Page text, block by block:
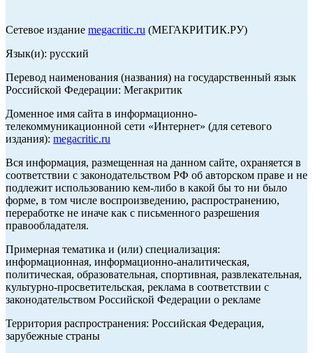
Сетевое издание megacritic.ru (МЕГАКРИТИК.РУ)
Язык(и): русский
Перевод наименования (названия) на государственный язык
Российской Федерации: Мегакритик
Доменное имя сайта в информационно-
телекоммуникационной сети «Интернет» (для сетевого
издания): megacritic.ru
Вся информация, размещенная на данном сайте, охраняется в
соответствии с законодательством РФ об авторском праве и не
подлежит использованию кем-либо в какой бы то ни было
форме, в том числе воспроизведению, распространению,
переработке не иначе как с письменного разрешения
правообладателя.
Примерная тематика и (или) специализация:
информационная, информационно-аналитическая,
политическая, образовательная, спортивная, развлекательная,
культурно-просветительская, реклама в соответствии с
законодательством Российской Федерации о рекламе
Территория распространения: Российская Федерация,
зарубежные страны